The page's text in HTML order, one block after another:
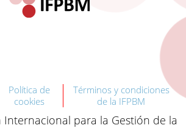
Política de
cookies
Términos y condiciones
de la IFPBM
para la Gestión de la